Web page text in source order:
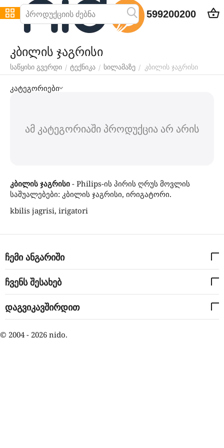
599200200
კბილის ჯაგრისი
საწყისი გვერდი / ტექნიკა / სილამაზე / კბილის ჯაგრისი
კატეგორიები
კბილის ჯაგრისი - Philips-ის პირის ღრუს მოვლის
საშუალებები: კბილის ჯაგრისი, ირიგატორი.
kbilis jagrisi, irigatori
ამ კატეგორიაში პროდუქცია არ არის
ჩემი ანგარიში
ჩვენს შესახებ
დაგვიკავშირდით
© 2004 - 2026 nido.